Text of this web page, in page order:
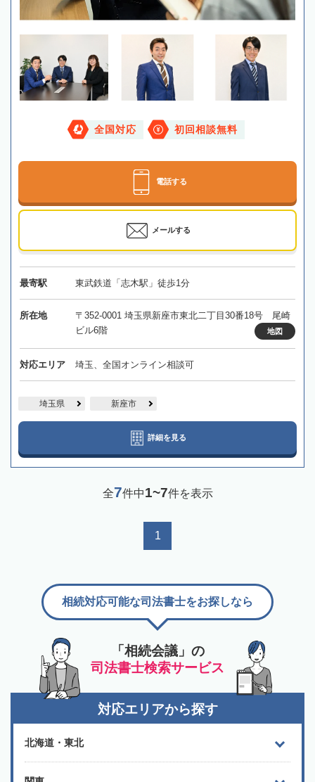
全国対応 初回相談無料
電話する
メールする
最寄駅 東武鉄道「志木駅」徒歩1分
所在地
〒352-0001 埼玉県新座市東北二丁目30番18号 尾崎
ビル6階
地図
対応エリア 埼玉、全国オンライン相談可
埼玉県 新座市
詳細を見る
全7件中1~7件を表示
1
「相続会議」の
司法書士検索サービス
相続対応可能な司法書士をお探しなら
対応エリアから探す
北海道・東北